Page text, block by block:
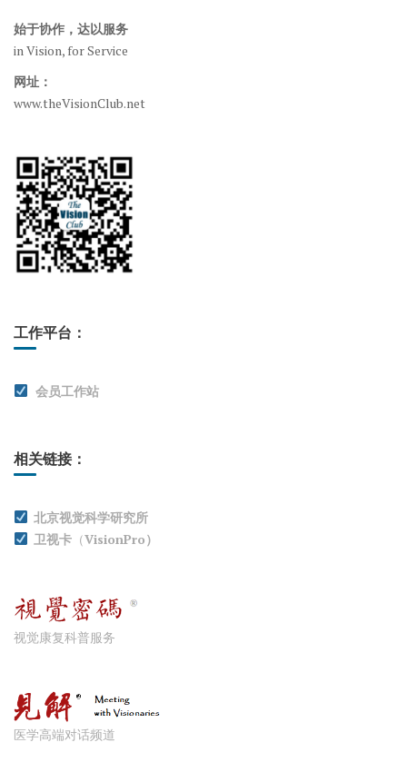
始于协作，达以服务
in Vision, for Service
网址：
www.theVisionClub.net
工作平台：
会员工作站
相关链接：
北京视觉科学研究所
卫视卡（VisionPro）
视觉康复科普服务
医学高端对话频道